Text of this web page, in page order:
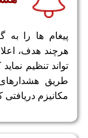
پیغام ها را
هرچند هدف،
تواند تنظیم
مکانیزم